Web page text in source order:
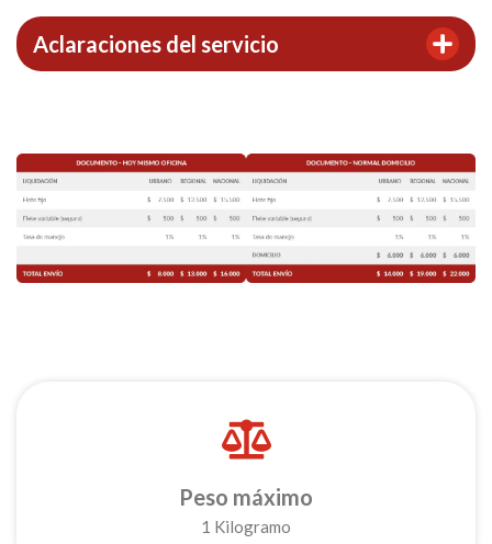
Aclaraciones del servicio
Peso máximo
1 Kilogramo